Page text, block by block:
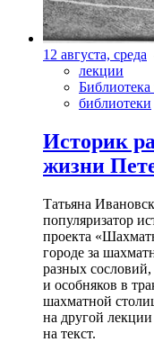
12 августа, среда
лекции
библиотеки
Историк
жизни
Татьяна
популяризатор
проекта
городе за
разных
и особняков в
шахматной
на другой
на текст.